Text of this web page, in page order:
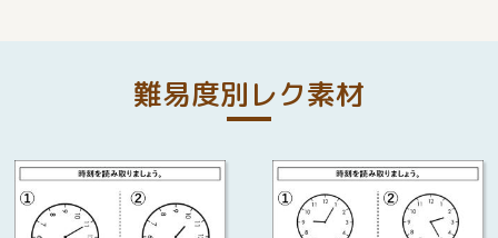
難易度別レク素材